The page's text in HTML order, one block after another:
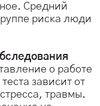
Средний
риска люди
о работе
зависит от
травмы.